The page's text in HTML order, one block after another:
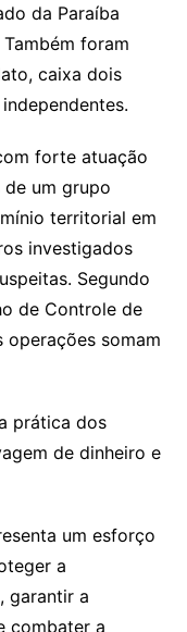
da Paraíba
foram
caixa dois
forte atuação
um grupo
territorial em
investigados
Segundo
de Controle de
operações somam
prática dos
de dinheiro e
um esforço
a
garantir a
combater a